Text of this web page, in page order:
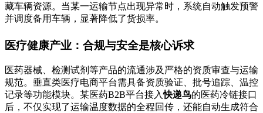
藏车辆资源。当某一运输节点出现异常时，系统自动触发预警
并调度备用车辆，显著降低了货损率。
医疗健康产业：合规与安全是核心诉求
医药器械、检测试剂等产品的流通涉及严格的资质审查与运输
规范。垂直类医疗电商平台需具备资质验证、批号追踪、温控
记录等功能模块。某医药B2B平台接入快递鸟的医药冷链接口
后，不仅实现了运输温度数据的全程回传，还能自动生成符合